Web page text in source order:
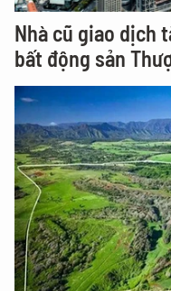
Nhà cũ giao dịch
bất động sản